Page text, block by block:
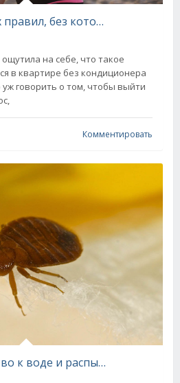
Парочка бельевых правил, без которых просто невозможно выжить в жару
на себе, что такое
в квартире без кондиционера
уж говорить о том, чтобы выйти
Комментировать
Добавь это средство к воде и распыли на матрас, постельные клопы разбегутся вмиг